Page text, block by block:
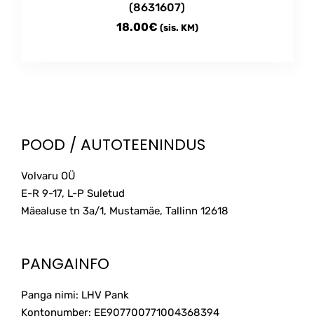
(8631607)
18.00€ (sis. KM)
POOD / AUTOTEENINDUS
Volvaru OÜ
E-R 9-17, L-P Suletud
Mäealuse tn 3a/1, Mustamäe, Tallinn 12618
PANGAINFO
Panga nimi: LHV Pank
Kontonumber: EE907700771004368394